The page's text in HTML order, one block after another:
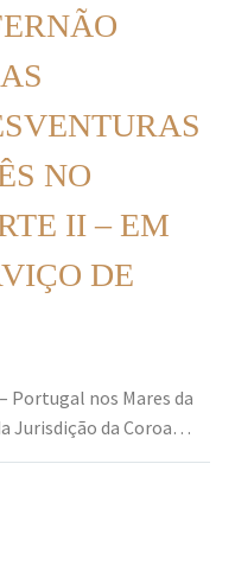
NO
II – EM
DE
Portugal nos Mares da
Jurisdição da Coroa…